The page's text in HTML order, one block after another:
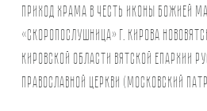
Приход храма в честь иконы Божией
«Скоропослушница» г. Кирова
Кировской области Вятской Епархии
Православной Церкви (Московский